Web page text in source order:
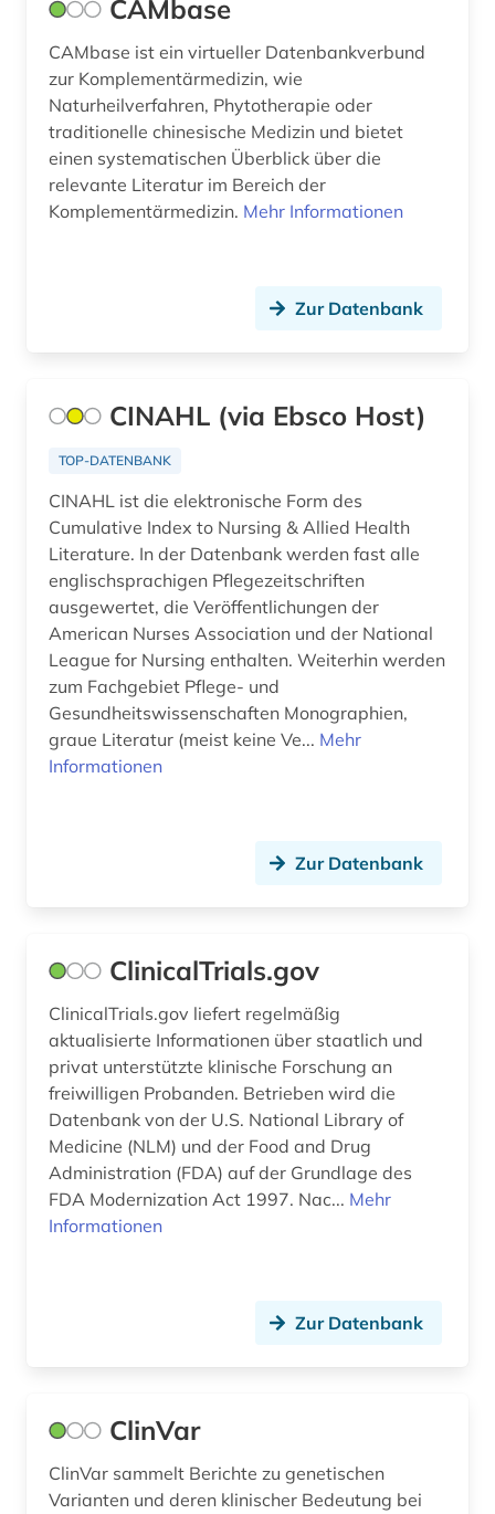
südamerika (1)
südkorea (1)
tabelle (1)
tcm (1)
technik (5)
tieranatomie (1)
tierversuch (1)
traditionelle chinesische medizin (1)
trauma (1)
u.s. national institutes of health (1)
u.s. national library of medicine (1)
umweltrecht (1)
usa (1)
verzeichnis (6)
vorabdruck (1)
wasser (1)
werkstoff (1)
zeitschrift (1)
zeitschriften (1)
CAMbase
CAMbase ist ein virtueller Datenbankverbund
zur Komplementärmedizin, wie
Naturheilverfahren, Phytotherapie oder
traditionelle chinesische Medizin und bietet
einen systematischen Überblick über die
relevante Literatur im Bereich der
Komplementärmedizin. Mehr Informationen
Zur Datenbank
CINAHL (via Ebsco Host)
TOP-DATENBANK
CINAHL ist die elektronische Form des
Cumulative Index to Nursing & Allied Health
Literature. In der Datenbank werden fast alle
englischsprachigen Pflegezeitschriften
ausgewertet, die Veröffentlichungen der
American Nurses Association und der National
League for Nursing enthalten. Weiterhin werden
zum Fachgebiet Pflege- und
Gesundheitswissenschaften Monographien,
graue Literatur (meist keine Ve... Mehr
Informationen
Zur Datenbank
ClinicalTrials.gov
ClinicalTrials.gov liefert regelmäßig
aktualisierte Informationen über staatlich und
privat unterstützte klinische Forschung an
freiwilligen Probanden. Betrieben wird die
Datenbank von der U.S. National Library of
Medicine (NLM) und der Food and Drug
Administration (FDA) auf der Grundlage des
FDA Modernization Act 1997. Nac... Mehr
Informationen
Zur Datenbank
ClinVar
ClinVar sammelt Berichte zu genetischen
Varianten und deren klinischer Bedeutung bei